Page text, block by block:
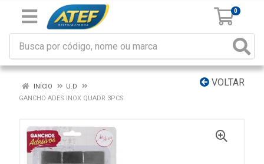
0
VOLTAR
INÍCIO
U.D
GANCHO ADES INOX QUADR 3PCS